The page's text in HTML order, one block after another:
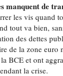
manquent de
les vis quand
tout va bien,
des dettes
de la zone euro
BCE et ont
la crise.